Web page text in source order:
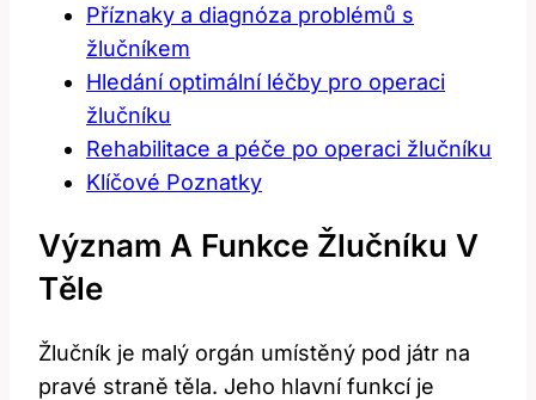
Příznaky a diagnóza problémů s
žlučníkem
Hledání optimální léčby pro operaci
⁢žlučníku
Rehabilitace ​a⁣ péče po⁣ operaci žlučníku
Klíčové Poznatky
Význam A​ Funkce ⁣žlučníku V
Těle
Žlučník je malý‍ orgán umístěný pod játr ⁤na
pravé straně těla. Jeho‌ hlavní funkcí je